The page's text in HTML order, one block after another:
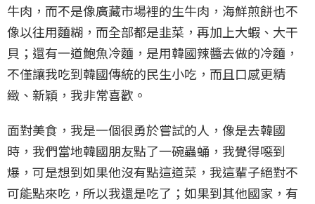
牛肉，而不是像廣藏市場裡的生牛肉，海鮮煎餅也不
像以往用麵糊，而全部都是韭菜，再加上大蝦、大干
貝；還有一道鮑魚冷麵，是用韓國辣醬去做的冷麵，
不僅讓我吃到韓國傳統的民生小吃，而且口感更精
緻、新穎，我非常喜歡。
面對美食，我是一個很勇於嘗試的人，像是去韓國
時，我們當地韓國朋友點了一碗蟲蛹，我覺得噁到
爆，可是想到如果他沒有點這道菜，我這輩子絕對不
可能點來吃，所以我還是吃了；如果到其他國家，有